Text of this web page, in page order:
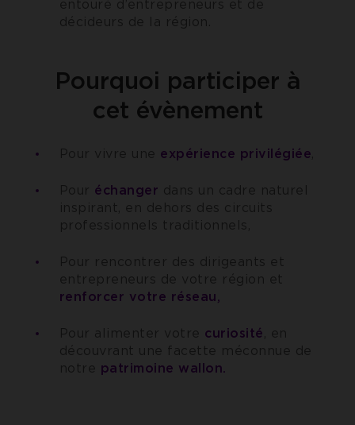
entouré d’entrepreneurs et de
décideurs de la région.
Pourquoi participer à
cet évènement
Pour vivre une expérience privilégiée,
Pour échanger dans un cadre naturel
inspirant, en dehors des circuits
professionnels traditionnels,
Pour rencontrer des dirigeants et
entrepreneurs de votre région et
renforcer votre réseau,
Pour alimenter votre curiosité, en
découvrant une facette méconnue de
notre patrimoine wallon.